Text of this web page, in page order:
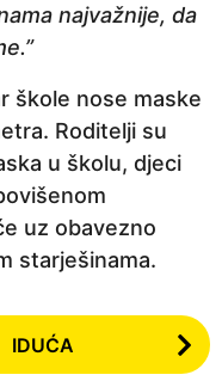
najvažnije, da
škole nose maske
Roditelji su
u školu, djeci
uz obavezno
starješinama.
IDUĆA